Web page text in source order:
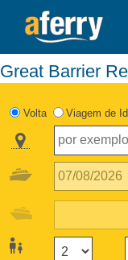
Great Barrier
Volta Viagem de